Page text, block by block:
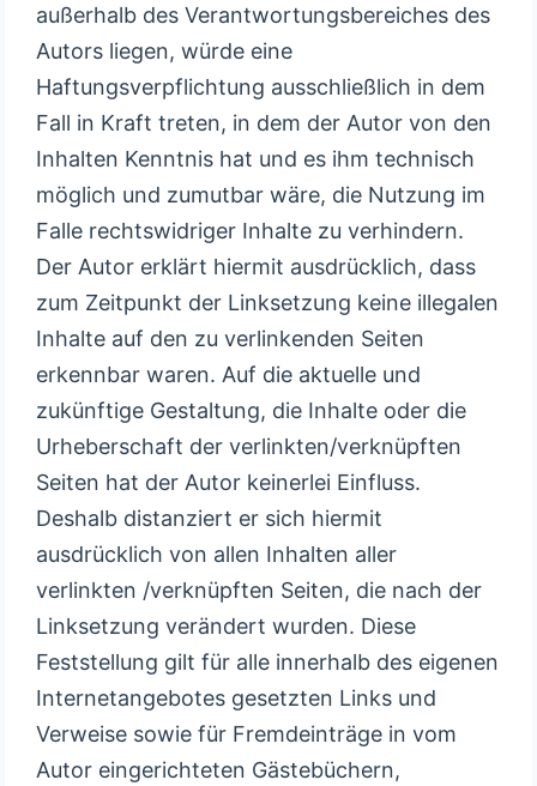
außerhalb des Verantwortungsbereiches des
Autors liegen, würde eine
Haftungsverpflichtung ausschließlich in dem
Fall in Kraft treten, in dem der Autor von den
Inhalten Kenntnis hat und es ihm technisch
möglich und zumutbar wäre, die Nutzung im
Falle rechtswidriger Inhalte zu verhindern.
Der Autor erklärt hiermit ausdrücklich, dass
zum Zeitpunkt der Linksetzung keine illegalen
Inhalte auf den zu verlinkenden Seiten
erkennbar waren. Auf die aktuelle und
zukünftige Gestaltung, die Inhalte oder die
Urheberschaft der verlinkten/verknüpften
Seiten hat der Autor keinerlei Einfluss.
Deshalb distanziert er sich hiermit
ausdrücklich von allen Inhalten aller
verlinkten /verknüpften Seiten, die nach der
Linksetzung verändert wurden. Diese
Feststellung gilt für alle innerhalb des eigenen
Internetangebotes gesetzten Links und
Verweise sowie für Fremdeinträge in vom
Autor eingerichteten Gästebüchern,